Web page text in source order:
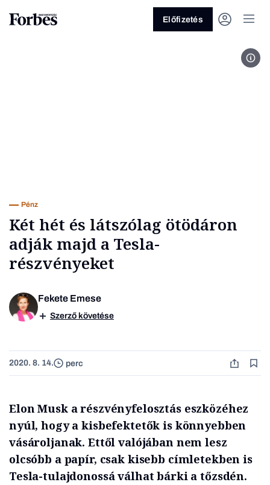
Előfizetés
Pénz
Két hét és látszólag ötödáron
adják majd a Tesla-
részvényeket
Fekete Emese
Szerző követése
2020. 8. 14. perc
Elon Musk a részvényfelosztás eszközéhez
nyúl, hogy a kisbefektetők is könnyebben
vásároljanak. Ettől valójában nem lesz
olcsóbb a papír, csak kisebb címletekben is
Tesla-tulajdonossá válhat bárki a tőzsdén.